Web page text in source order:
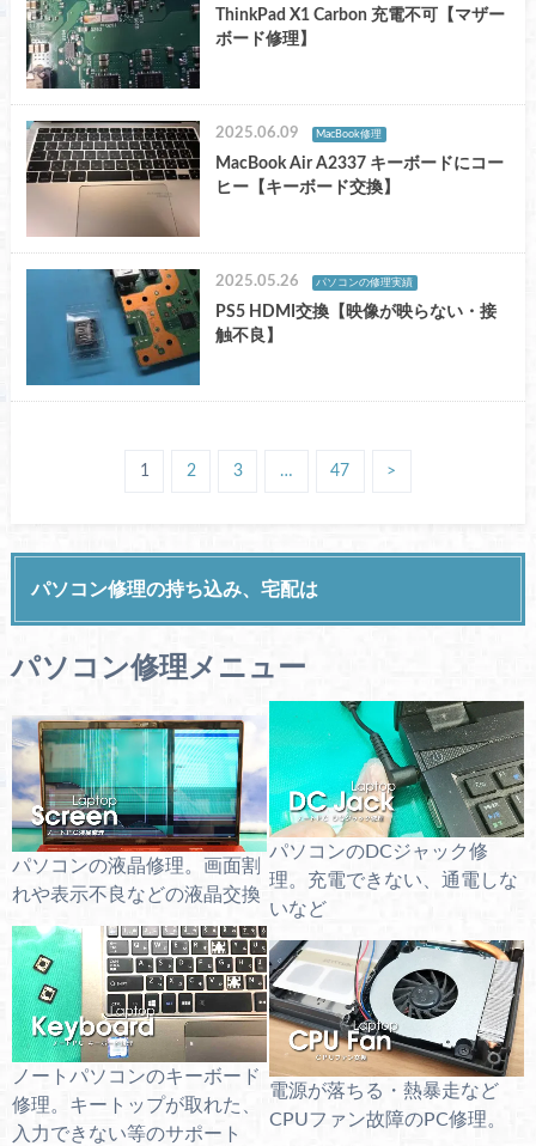
ThinkPad X1 Carbon 充電不可【マザー
ボード修理】
2025.06.09 MacBook修理
MacBook Air A2337 キーボードにコー
ヒー【キーボード交換】
2025.05.26 パソコンの修理実績
PS5 HDMI交換【映像が映らない・接
触不良】
1 2 3 … 47 >
パソコン修理の持ち込み、宅配は
パソコン修理メニュー
パソコンの液晶修理。画面割
れや表示不良などの液晶交換
パソコンのDCジャック修
理。充電できない、通電しな
いなど
ノートパソコンのキーボード
修理。キートップが取れた、
入力できない等のサポート
電源が落ちる・熱暴走など
CPUファン故障のPC修理。